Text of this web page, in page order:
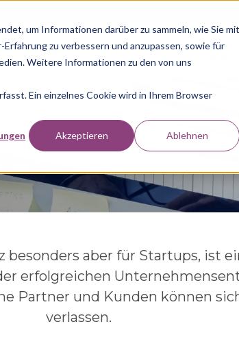
um Informationen darüber zu sammeln, wie Sie mit
zu verbessern und anzupassen, sowie für
Weitere Informationen zu den von uns
Ein einzelnes Cookie wird in Ihrem Browser
Akzeptieren Ablehnen
WEBSHOP M1N1 ADAPTER
Rufen
07084
aber für Startups, ist
erfolgreichen
Partner und Kunden können
verlassen.